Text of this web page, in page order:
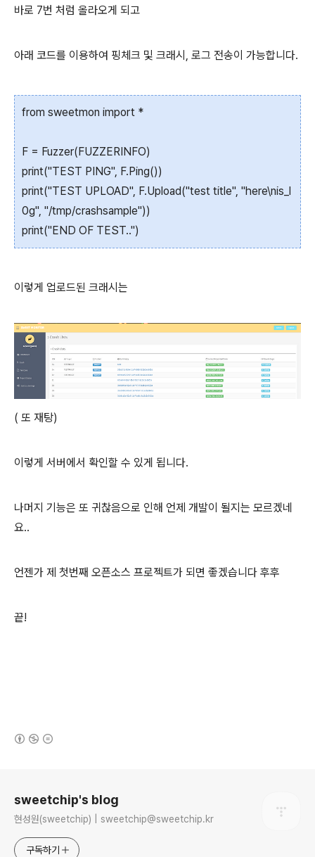
바로 7번 처럼 올라오게 되고
아래 코드를 이용하여 핑체크 및 크래시, 로그 전송이 가능합니다.
from sweetmon import *
F = Fuzzer(FUZZERINFO)
print("TEST PING", F.Ping())
print("TEST UPLOAD", F.Upload("test title", "here\nis_l
0g", "/tmp/crashsample"))
print("END OF TEST..")
이렇게 업로드된 크래시는
( 또 재탕)
이렇게 서버에서 확인할 수 있게 됩니다.
나머지 기능은 또 귀찮음으로 인해 언제 개발이 될지는 모르겠네
요..
언젠가 제 첫번째 오픈소스 프로젝트가 되면 좋겠습니다 후후
끝!
sweetchip's blog
현성원(sweetchip) | sweetchip@sweetchip.kr
구독하기